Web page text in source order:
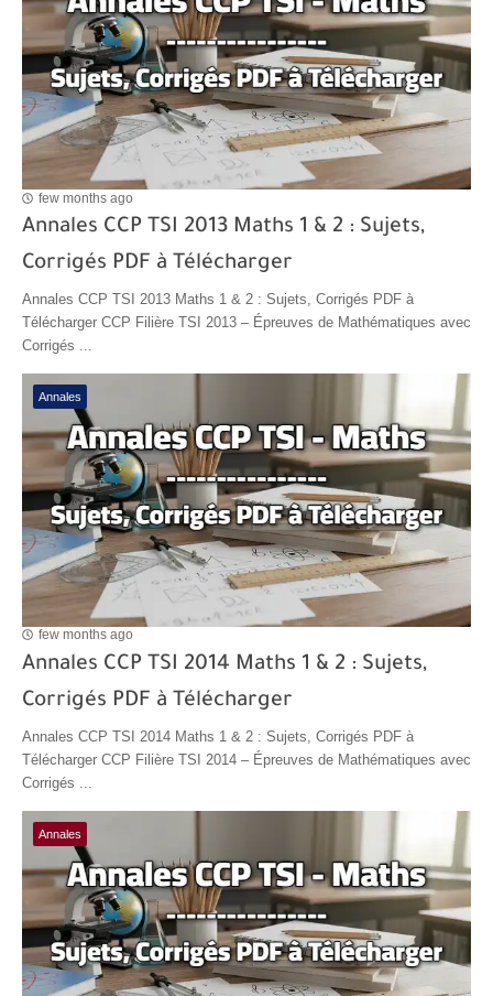
few months ago
Annales CCP TSI 2013 Maths 1 & 2 : Sujets,
Corrigés PDF à Télécharger
Annales CCP TSI 2013 Maths 1 & 2 : Sujets, Corrigés PDF à
Télécharger CCP Filière TSI 2013 – Épreuves de Mathématiques avec
Corrigés ...
Annales
few months ago
Annales CCP TSI 2014 Maths 1 & 2 : Sujets,
Corrigés PDF à Télécharger
Annales CCP TSI 2014 Maths 1 & 2 : Sujets, Corrigés PDF à
Télécharger CCP Filière TSI 2014 – Épreuves de Mathématiques avec
Corrigés ...
Annales